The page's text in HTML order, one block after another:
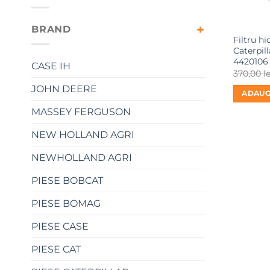
BRAND
CASE IH
JOHN DEERE
MASSEY FERGUSON
NEW HOLLAND AGRI
NEWHOLLAND AGRI
PIESE BOBCAT
PIESE BOMAG
PIESE CASE
PIESE CAT
Filtru
4420106
370,00